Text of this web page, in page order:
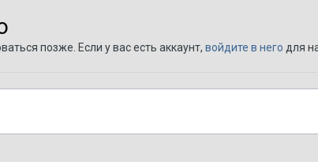
позже. Если у вас есть аккаунт, войдите в него для